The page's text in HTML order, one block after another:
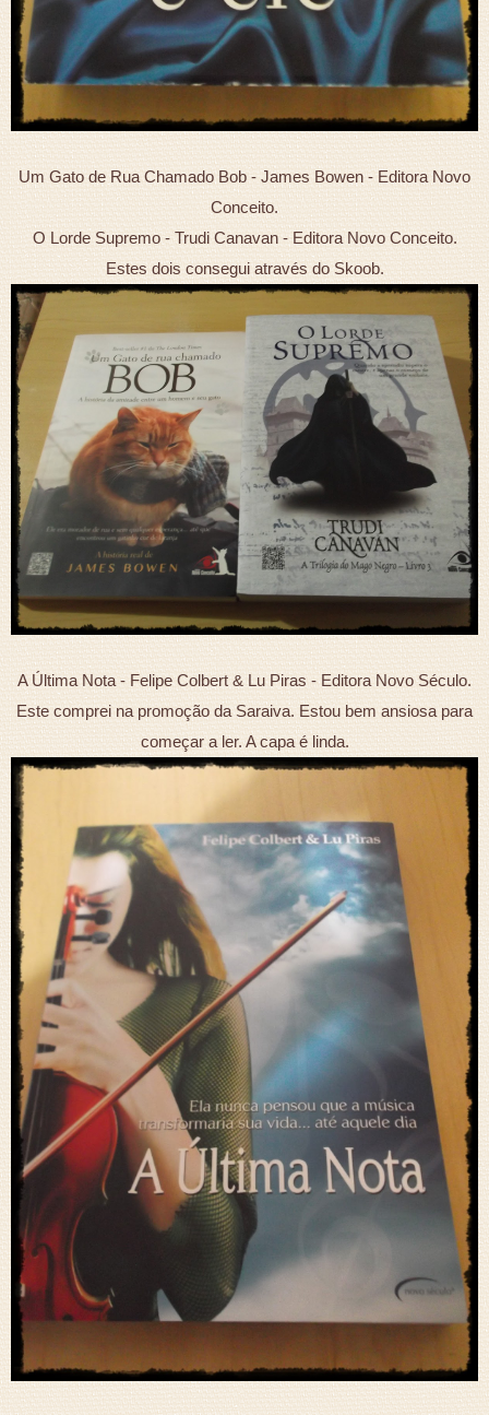
Um Gato de Rua Chamado Bob - James Bowen - Editora Novo
Conceito.
O Lorde Supremo - Trudi Canavan - Editora Novo Conceito.
Estes dois consegui através do Skoob.
A Última Nota - Felipe Colbert & Lu Piras - Editora Novo Século.
Este comprei na promoção da Saraiva. Estou bem ansiosa para
começar a ler. A capa é linda.